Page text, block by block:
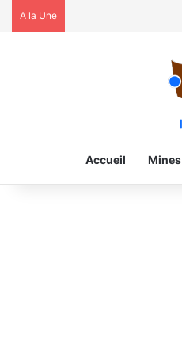
A la Une
Accueil Mines